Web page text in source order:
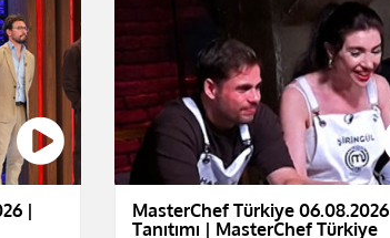
|
MasterChef Türkiye 06.08.2026
Tanıtımı | MasterChef Türkiye